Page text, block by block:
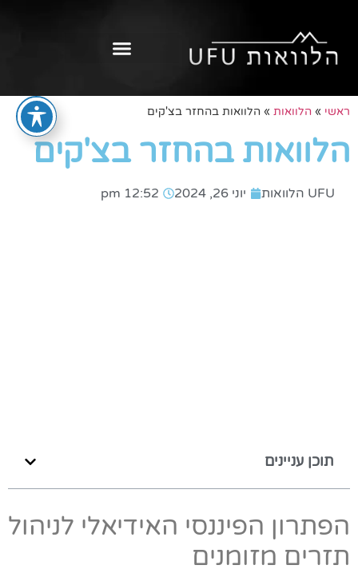
ראשי » הלוואות » הלוואות בהחזר בצ'קים
הלוואות בהחזר בצ'קים
UFU הלוואות יוני 26, 2024 12:52 pm
תוכן עניינים
הפתרון הפיננסי האידיאלי לניהול
תזרים מזומנים